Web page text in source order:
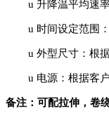
u 升降温平均速率
u 时间设定范围：
u 外型尺寸：根
u 电源：根据客
备注：可配拉伸，卷